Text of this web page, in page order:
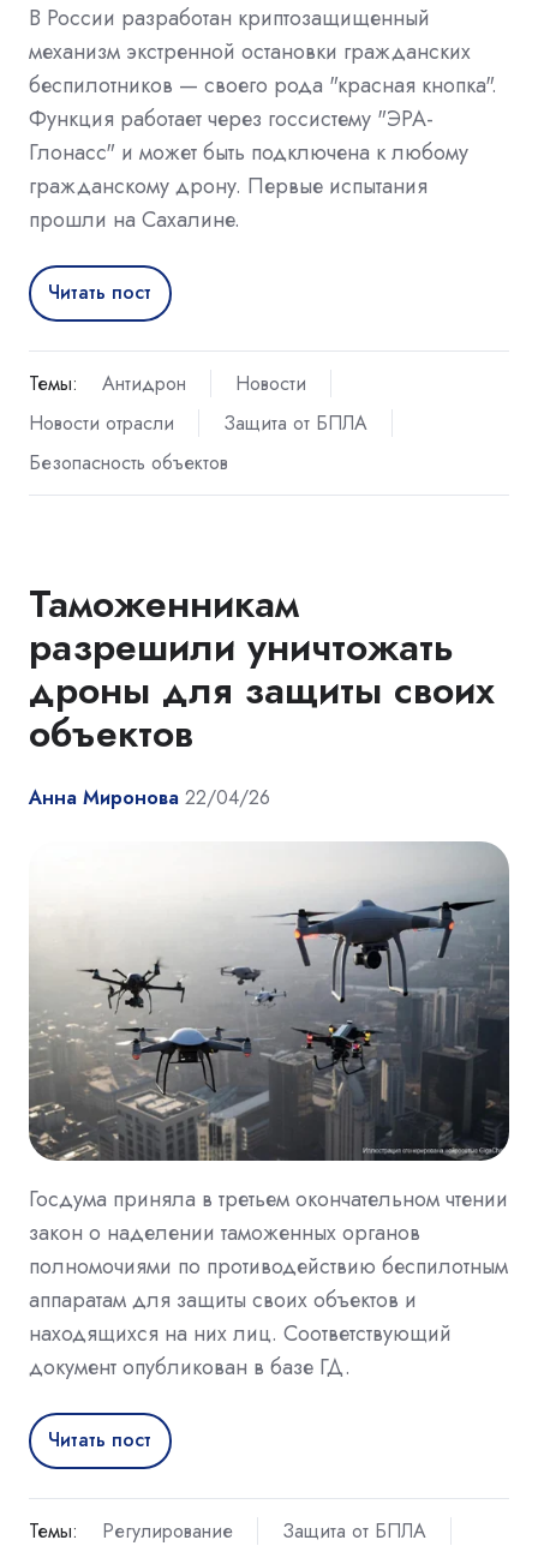
В России разработан криптозащищенный
механизм экстренной остановки гражданских
беспилотников — своего рода "красная кнопка".
Функция работает через госсистему "ЭРА-
Глонасс" и может быть подключена к любому
гражданскому дрону. Первые испытания
прошли на Сахалине.
Читать пост
Темы: Антидрон
Новости
Новости отрасли
Защита от БПЛА
Безопасность объектов
Таможенникам
разрешили уничтожать
дроны для защиты своих
объектов
Анна Миронова 22/04/26
Госдума приняла в третьем окончательном чтении
закон о наделении таможенных органов
полномочиями по противодействию беспилотным
аппаратам для защиты своих объектов и
находящихся на них лиц. Соответствующий
документ опубликован в базе ГД.
Читать пост
Темы: Регулирование
Защита от БПЛА